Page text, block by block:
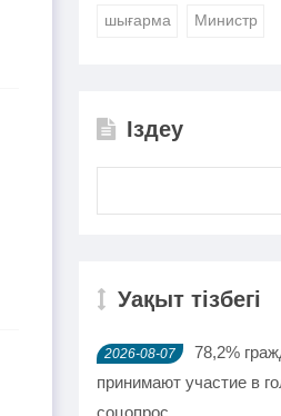
шығарма Министр
Іздеу
Уақыт тізбегі
2026-08-07
78,2%
принимают участие в
соцопрос